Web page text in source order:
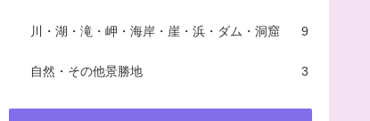
川・湖・滝・岬・海岸・崖・浜・ダム・洞窟 9
自然・その他景勝地 3